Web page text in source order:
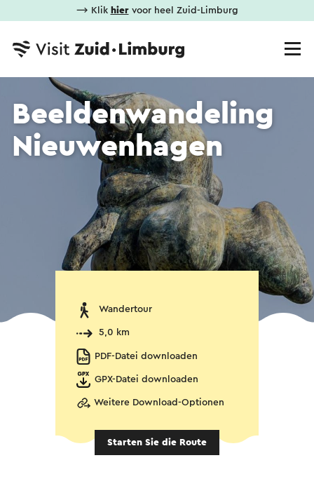
⟶ Klik hiervoor heel Zuid-Limburg
Beeldenwandeling
Nieuwenhagen
Wandertour
5,0 km
PDF-Datei downloaden
GPX-Datei downloaden
Weitere Download-Optionen
Starten Sie die Route